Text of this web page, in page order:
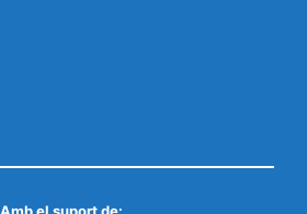
Amb el suport de: